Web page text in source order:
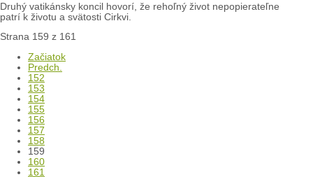
Druhý vatikánsky koncil hovorí, že rehoľný život nepopierateľne
patrí k životu a svätosti Cirkvi.
Strana 159 z 161
Začiatok
Predch.
152
153
154
155
156
157
158
159
160
161